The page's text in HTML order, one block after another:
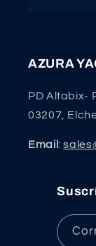
AZURA
PD Altabix-
03207,
Email: